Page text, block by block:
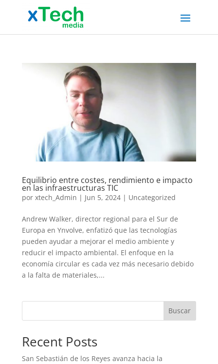
Equilibrio entre costes, rendimiento e impacto
en las infraestructuras TIC
por xtech_Admin | Jun 5, 2024| Uncategorized
Andrew Walker, director regional para el Sur de
Europa en Ynvolve, enfatizó que las tecnologías
pueden ayudar a mejorar el medio ambiente y
reducir el impacto ambiental. El enfoque en la
economía circular es cada vez más necesario debido
a la falta de materiales,...
Buscar
Recent Posts
San Sebastián de los Reyes avanza hacia la